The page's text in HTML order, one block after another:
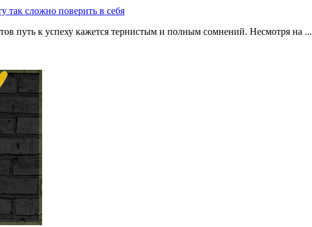
путь к успеху кажется тернистым и полным сомнений. Несмотря на ...